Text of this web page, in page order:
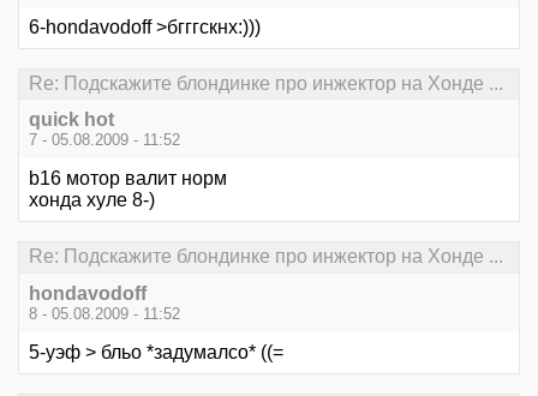
6-hondavodoff >бгггскнх:)))
Re: Подскажите блондинке про инжектор на Хонде ...
quick hot
7 - 05.08.2009 - 11:52
b16 мотор валит норм
хонда хуле 8-)
Re: Подскажите блондинке про инжектор на Хонде ...
hondavodoff
8 - 05.08.2009 - 11:52
5-уэф > бльо *задумалсо* ((=